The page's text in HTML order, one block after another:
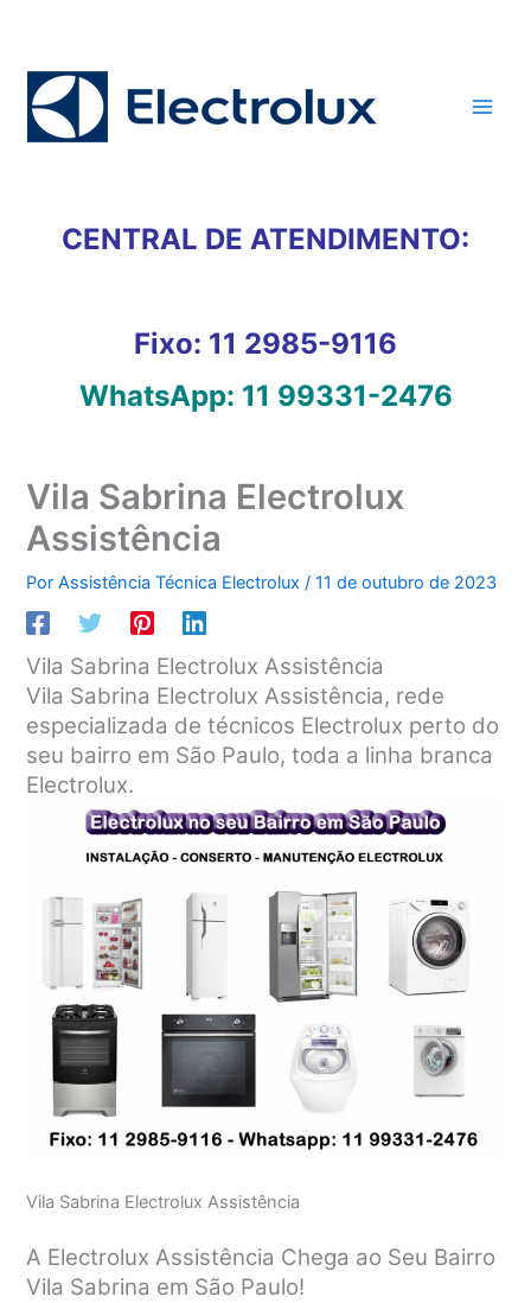
conteúdo
CENTRAL DE ATENDIMENTO:
Fixo: 11 2985-9116
WhatsApp: 11 99331-2476
Vila Sabrina Electrolux
Assistência
PorAssistência Técnica Electrolux/11 de outubro de 2023
Vila Sabrina Electrolux Assistência
Vila Sabrina Electrolux Assistência, rede
especializada de técnicos Electrolux perto do
seu bairro em São Paulo, toda a linha branca
Electrolux.
Vila Sabrina Electrolux Assistência
A Electrolux Assistência Chega ao Seu Bairro
Vila Sabrina em São Paulo!